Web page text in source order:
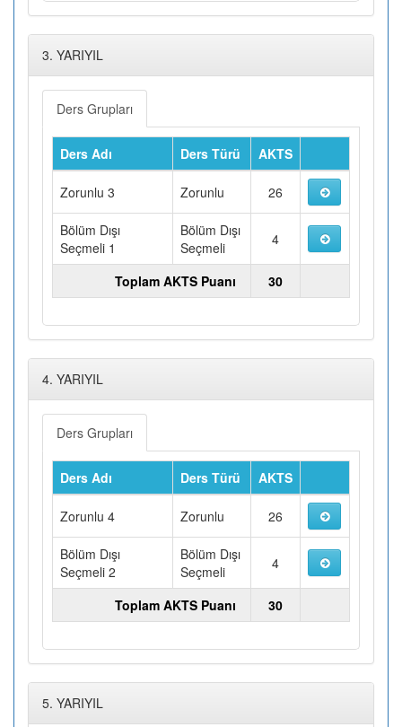
3. YARIYIL
Ders Grupları
Ders Adı Ders Türü AKTS
Zorunlu 3 Zorunlu 26
Bölüm Dışı
Seçmeli 1
Bölüm Dışı
Seçmeli
4
Toplam AKTS Puanı 30
4. YARIYIL
Ders Grupları
Ders Adı Ders Türü AKTS
Zorunlu 4 Zorunlu 26
Bölüm Dışı
Seçmeli 2
Bölüm Dışı
Seçmeli
4
Toplam AKTS Puanı 30
5. YARIYIL